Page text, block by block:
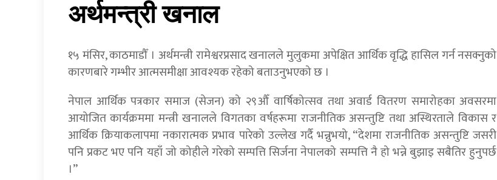
अर्थमन्त्री खनाल
१५ मंसिर, काठमाडौँ । अर्थमन्त्री रामेश्वरप्रसाद खनालले मुलुकमा अपेक्षित आर्थिक वृद्धि हासिल गर्न नसक्नुको
कारणबारे गम्भीर आत्मसमीक्षा आवश्यक रहेको बताउनुभएको छ ।
नेपाल आर्थिक पत्रकार समाज (सेजन) को २९औँ वार्षिकोत्सव तथा अवार्ड वितरण समारोहका अवसरमा
आयोजित कार्यक्रममा मन्त्री खनालले विगतका वर्षहरूमा राजनीतिक असन्तुष्टि तथा अस्थिरताले विकास र
आर्थिक क्रियाकलापमा नकारात्मक प्रभाव पारेको उल्लेख गर्दै भन्नुभयो, “देशमा राजनीतिक असन्तुष्टि जसरी
पनि प्रकट भए पनि यहाँ जो कोहीले गरेको सम्पत्ति सिर्जना नेपालको सम्पत्ति नै हो भन्ने बुझाइ सबैतिर हुनुपर्छ
।”